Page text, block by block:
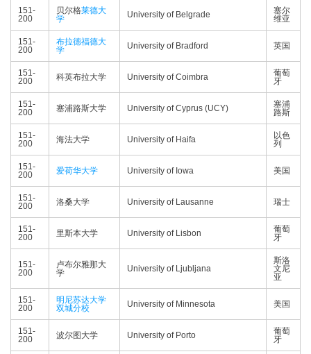
151-
200
贝尔格莱德大
学
University of Belgrade
塞尔
维亚
151-
200
布拉德福德大
学
University of Bradford 英国
151-
200
科英布拉大学 University of Coimbra
葡萄
牙
151-
200
塞浦路斯大学 University of Cyprus (UCY)
塞浦
路斯
151-
200
海法大学 University of Haifa
以色
列
151-
200
爱荷华大学 University of Iowa 美国
151-
200
洛桑大学 University of Lausanne 瑞士
151-
200
里斯本大学 University of Lisbon
葡萄
牙
151-
200
卢布尔雅那大
学
University of Ljubljana
斯洛
文尼
亚
151-
200
明尼苏达大学
双城分校
University of Minnesota 美国
151-
200
波尔图大学 University of Porto
葡萄
牙